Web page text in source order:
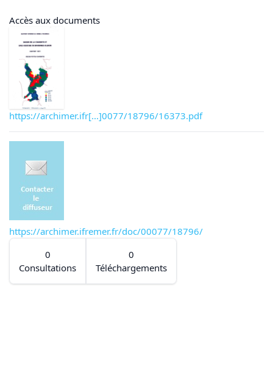
Accès aux documents
https://archimer.ifr[...]0077/18796/16373.pdf
https://archimer.ifremer.fr/doc/00077/18796/
0
Consultations
0
Téléchargements